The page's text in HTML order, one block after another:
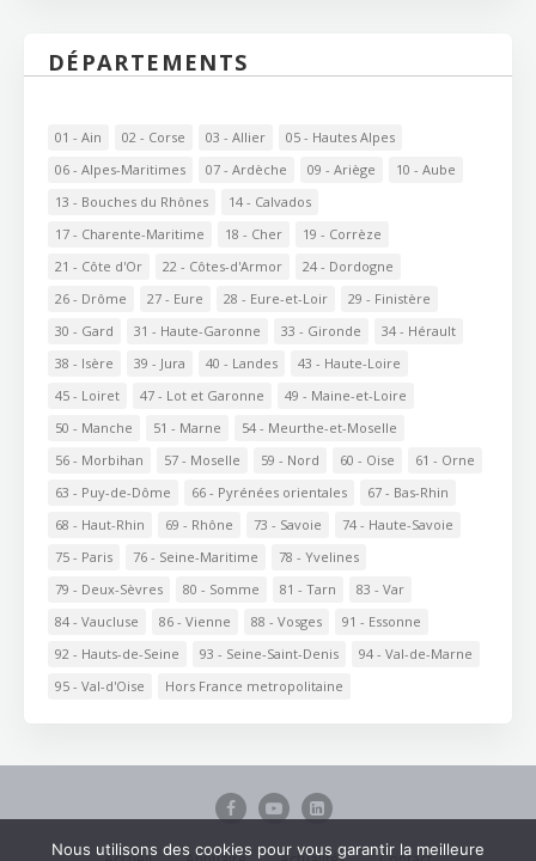
DÉPARTEMENTS
01 - Ain 02 - Corse 03 - Allier
05 - Hautes Alpes
06 - Alpes-Maritimes
07 - Ardèche 09 - Ariège
10 - Aube
13 - Bouches du Rhônes
14 - Calvados
17 - Charente-Maritime
18 - Cher
19 - Corrèze
21 - Côte d'Or
22 - Côtes-d'Armor
24 - Dordogne
26 - Drôme
27 - Eure 28 - Eure-et-Loir
29 - Finistère
30 - Gard
31 - Haute-Garonne 33 - Gironde
34 - Hérault
38 - Isère
39 - Jura 40 - Landes
43 - Haute-Loire
45 - Loiret
47 - Lot et Garonne
49 - Maine-et-Loire
50 - Manche
51 - Marne
54 - Meurthe-et-Moselle
56 - Morbihan
57 - Moselle 59 - Nord 60 - Oise
61 - Orne
63 - Puy-de-Dôme
66 - Pyrénées orientales
67 - Bas-Rhin
68 - Haut-Rhin
69 - Rhône 73 - Savoie
74 - Haute-Savoie
75 - Paris
76 - Seine-Maritime
78 - Yvelines
79 - Deux-Sèvres
80 - Somme 81 - Tarn
83 - Var
84 - Vaucluse
86 - Vienne 88 - Vosges
91 - Essonne
92 - Hauts-de-Seine
93 - Seine-Saint-Denis
94 - Val-de-Marne
95 - Val-d'Oise
Hors France metropolitaine
Nous utilisons des cookies pour vous garantir la meilleure